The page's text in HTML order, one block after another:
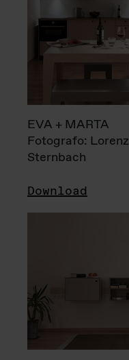
EVA + MARTA
Fotografo: Lorenz
Sternbach
Download